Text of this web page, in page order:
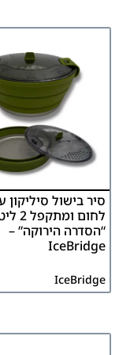
סיר בישול סיליקון
לחום
“הסדרה הירוקה” –
IceBridge
IceBridge